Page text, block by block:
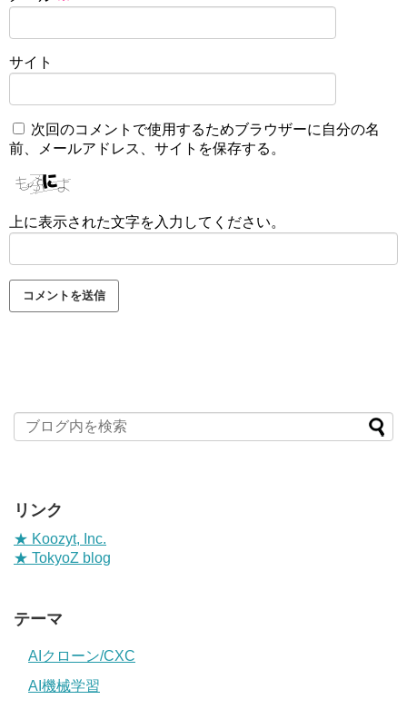
サイト
次回のコメントで使用するためブラウザーに自分の名
前、メールアドレス、サイトを保存する。
上に表示された文字を入力してください。
リンク
★ Koozyt, Inc.
★ TokyoZ blog
テーマ
AIクローン/CXC
AI機械学習